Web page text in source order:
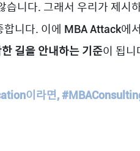
습니다. 그래서 우리가 제시
니다. 이에 MBA Attack에
길을 안내하는 기준이 됩니
이라면,